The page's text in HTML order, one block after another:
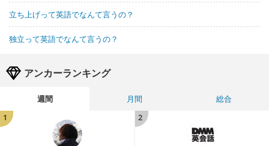
立ち上げって英語でなんて言うの？
独立って英語でなんて言うの？
アンカーランキング
週間 月間
総合
1
2